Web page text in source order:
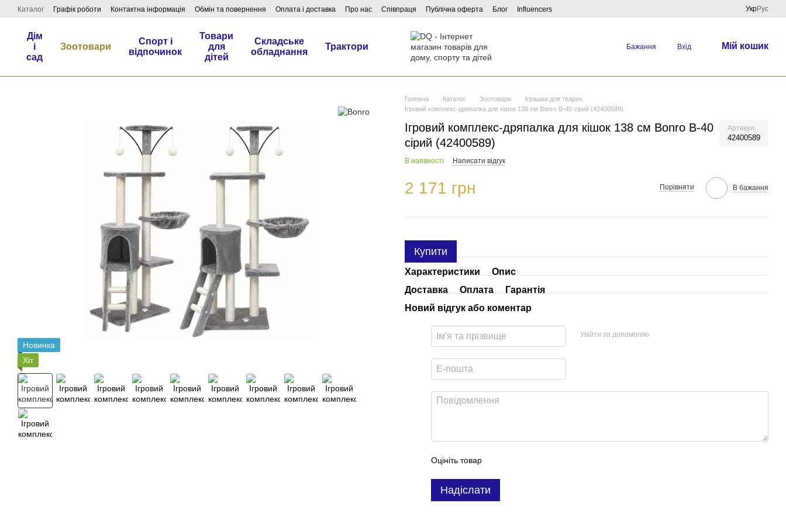
Перейти до основного контенту
Каталог Графік роботи Контактна інформація Обмін та повернення Оплата і доставка Про нас Співпраця Публічна оферта Блог Influencers УкрРус
Дім
і
сад
Зоотовари
Спорт і
відпочинок
Товари
для
дітей
Складське
обладнання
Трактори Бажання Вхід Мій кошик
Новинка
Хіт
Головна Каталог Зоотовари
Іграшки для тварин
Ігровий комплекс-дряпалка для кішок 138 см Bonro B-40 сірий (42400589)
Ігровий комплекс-дряпалка для кішок 138 см Bonro B-40
сірий (42400589)
Артикул
42400589
В наявності Написати відгук
2 171 грн Порівняти В бажання
Купити
Характеристики
Опис
Доставка
Оплата
Гарантія
Новий відгук або коментар
Увійти за допомогою
Оцініть товар
Надіслати